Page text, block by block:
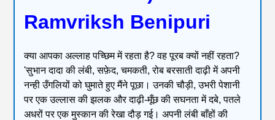
Ramvriksh Benipuri
क्या आपका अल्लाह पच्छिम में रहता है? वह पूरब क्यों नहीं रहता?
'सुभान दादा की लंबी, सफ़ेद, चमकती, रोब बरसाती दाढ़ी में अपनी
नन्ही उँगलियों को घुमाते हुए मैंने पूछा। उनकी चौड़ी, उभरी पेशानी
पर एक उल्लास की झलक और दाढ़ी-मूँछ की सघनता में दबे, पतले
अधरों पर एक मुस्कान की रेखा दौड़ गई। अपनी लंबी बाँहों की